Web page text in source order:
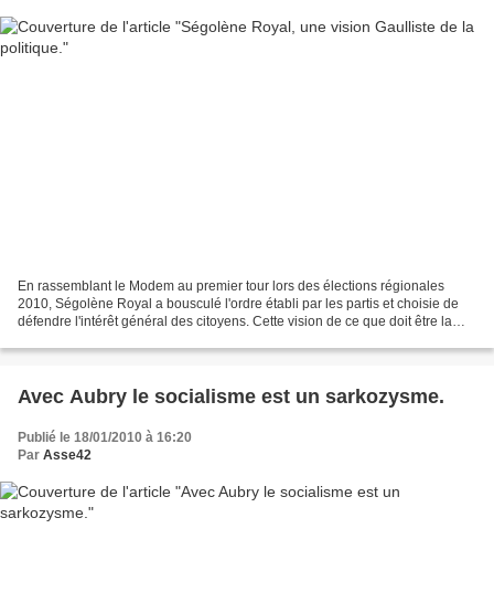
En rassemblant le Modem au premier tour lors des élections régionales
2010, Ségolène Royal a bousculé l'ordre établi par les partis et choisie de
défendre l'intérêt général des citoyens. Cette vision de ce que doit être la
Avec Aubry le socialisme est un sarkozysme.
Publié le 18/01/2010 à 16:20
Par Asse42